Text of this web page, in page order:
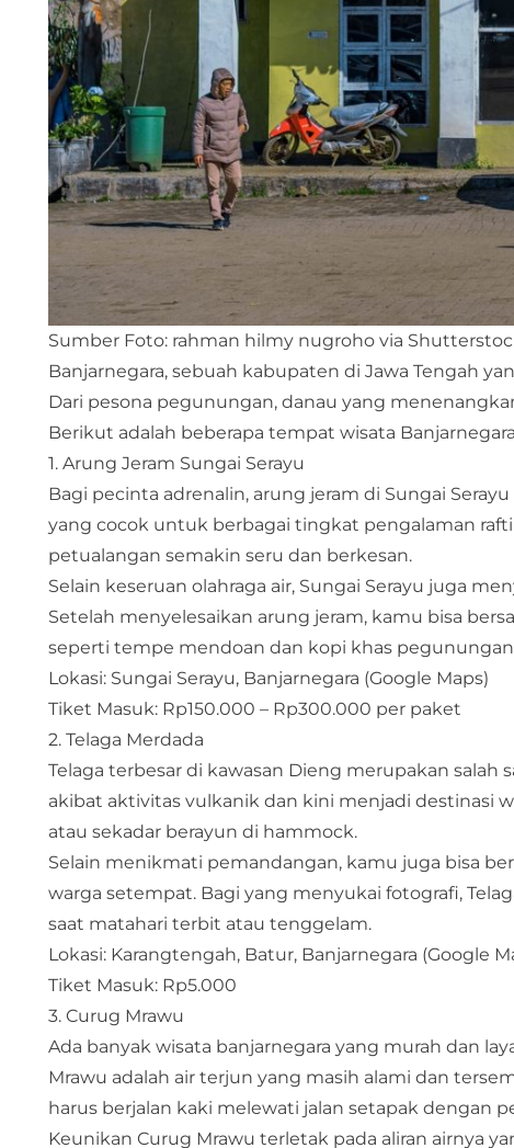
Sumber Foto: rahman hilmy nugroho via
Banjarnegara, sebuah kabupaten di Jawa Tengah
Dari pesona pegunungan, danau yang
Berikut adalah beberapa tempat wisata
1. Arung Jeram Sungai Serayu
Bagi pecinta adrenalin, arung jeram di Sungai
yang cocok untuk berbagai tingkat pengalaman
petualangan semakin seru dan berkesan.
Selain keseruan olahraga air, Sungai Serayu juga
Setelah menyelesaikan arung jeram, kamu bisa
seperti tempe mendoan dan kopi khas
Lokasi: Sungai Serayu, Banjarnegara (Google Maps)
Tiket Masuk: Rp150.000 – Rp300.000 per paket
2. Telaga Merdada
Telaga terbesar di kawasan Dieng merupakan
akibat aktivitas vulkanik dan kini menjadi destinasi
atau sekadar berayun di hammock.
Selain menikmati pemandangan, kamu juga bisa
warga setempat. Bagi yang menyukai fotografi,
saat matahari terbit atau tenggelam.
Lokasi: Karangtengah, Batur, Banjarnegara (Google
Tiket Masuk: Rp5.000
3. Curug Mrawu
Ada banyak wisata banjarnegara yang murah dan
Mrawu adalah air terjun yang masih alami dan
harus berjalan kaki melewati jalan setapak dengan
Keunikan Curug Mrawu terletak pada aliran airnya